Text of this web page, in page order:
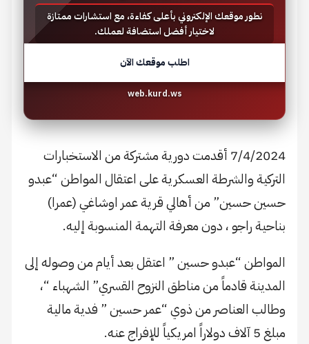
نطور موقعك الإلكتروني بأعلى كفاءة، مع استشارات ممتازة
لاختيار أفضل استضافة لعملك.
اطلب موقعك الآن
web.kurd.ws
7/4/2024 أقدمت دورية مشتركة من الاستخبارات
التركية والشرطة العسكرية على اعتقال المواطن “عبدو
حسين حسين” من أهالي قرية عمر اوشاغي (عمرا)
بناحية راجو ، دون معرفة التهمة المنسوبة إليه.
المواطن “عبدو حسين ” اعتقل بعد أيام من وصوله إلى
المدينة قادماً من مناطق النزوح القسري” الشهباء “،
وطالب العناصر من ذوي “عمر حسين ” فدية مالية
مبلغ 5 آلاف دولاراً امريكياً للإفراج عنه.